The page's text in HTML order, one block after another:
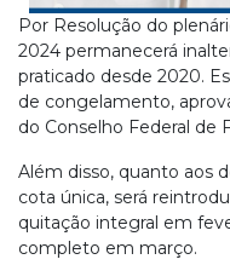
Por Resolução do
2024 permanecerá
praticado desde 2020.
de congelamento,
do Conselho Federal de
Além disso, quanto aos
cota única, será
quitação integral em
completo em março.